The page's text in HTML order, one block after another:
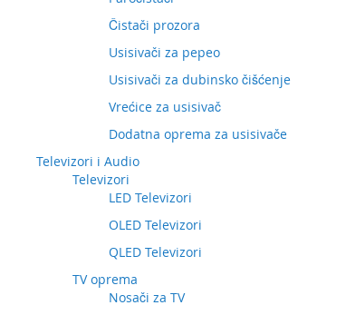
Čistači prozora
Usisivači za pepeo
Usisivači za dubinsko čišćenje
Vrećice za usisivač
Dodatna oprema za usisivače
Televizori i Audio
Televizori
LED Televizori
OLED Televizori
QLED Televizori
TV oprema
Nosači za TV